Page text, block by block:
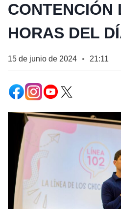
CONTENCIÓN
HORAS DEL
15 de junio de 2024 ● 21:11